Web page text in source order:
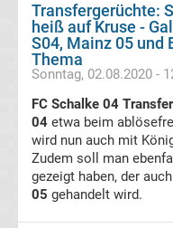
Tabelle
Frauen
Bundesliga
Erg.
Transfergerüchte:
heiß auf Kruse -
S04, Mainz 05 und
Thema
Sonntag, 02.08.2020 -
FC Schalke 04
04 etwa beim
wird nun auch mit
Zudem soll man
gezeigt haben, der
05 gehandelt wird.